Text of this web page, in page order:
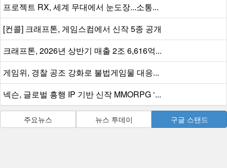
프로젝트 RX, 세계 무대에서 눈도장...소통...
[컨콜] 크래프톤, 게임스컴에서 신작 5종 공개
크래프톤, 2026년 상반기 매출 2조 6,616억...
게임위, 경찰 공조 강화로 불법게임물 대응...
넥슨, 글로벌 흥행 IP 기반 신작 MMORPG ‘...
주요뉴스 뉴스 투데이 구글 스탠드